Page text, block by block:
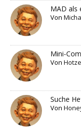
MAD als
Von
Mini-
Von
Suche
Von